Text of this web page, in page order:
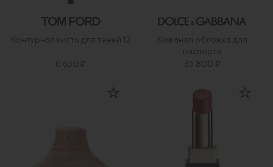
Контурная кисть для теней 12
6 630 ₽
Кожаная обложка для
паспорта
35 800 ₽